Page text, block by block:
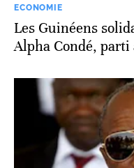
ECONOMIE
Les Guinéens
Alpha Condé,